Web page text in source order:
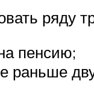
ряду
пенсию;
раньше